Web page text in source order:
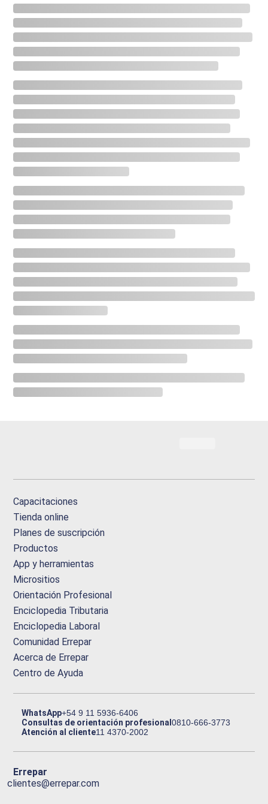
Capacitaciones
Tienda online
Planes de suscripción
Productos
App y herramientas
Micrositios
Orientación Profesional
Enciclopedia Tributaria
Enciclopedia Laboral
Comunidad Errepar
Acerca de Errepar
Centro de Ayuda
WhatsApp+54 9 11 5936-6406
Consultas de orientación profesional0810-666-3773
Atención al cliente11 4370-2002
Errepar
clientes@errepar.com